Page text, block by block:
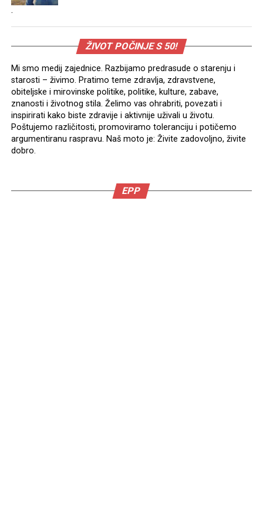
.
ŽIVOT POČINJE S 50!
Mi smo medij zajednice. Razbijamo predrasude o starenju i
starosti – živimo. Pratimo teme zdravlja, zdravstvene,
obiteljske i mirovinske politike, politike, kulture, zabave,
znanosti i životnog stila. Želimo vas ohrabriti, povezati i
inspirirati kako biste zdravije i aktivnije uživali u životu.
Poštujemo različitosti, promoviramo toleranciju i potičemo
argumentiranu raspravu. Naš moto je: Živite zadovoljno, živite
dobro.
EPP